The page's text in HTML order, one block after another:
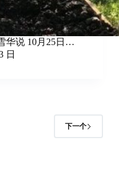
华说 10月25日…
日
下一个